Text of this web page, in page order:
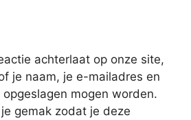
achterlaat op onze site,
je naam, je e-mailadres en
mogen worden.
gemak zodat je deze